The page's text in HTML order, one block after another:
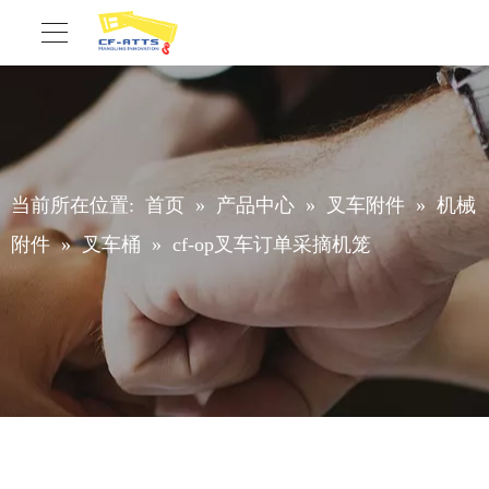
当前所在位置: 首页 » 产品中心 » 叉车附件 » 机械
附件 » 叉车桶 » cf-op叉车订单采摘机笼